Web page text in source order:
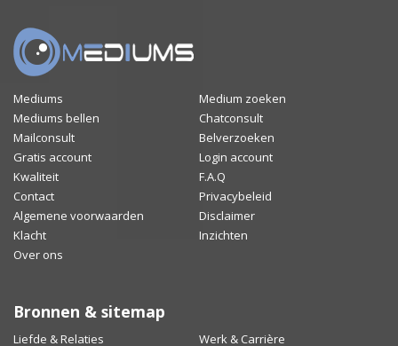
Mediums
Medium zoeken
Mediums bellen
Chatconsult
Mailconsult
Belverzoeken
Gratis account
Login account
Kwaliteit
F.A.Q
Contact
Privacybeleid
Algemene voorwaarden
Disclaimer
Klacht
Inzichten
Over ons
Bronnen & sitemap
Liefde & Relaties Werk & Carrière